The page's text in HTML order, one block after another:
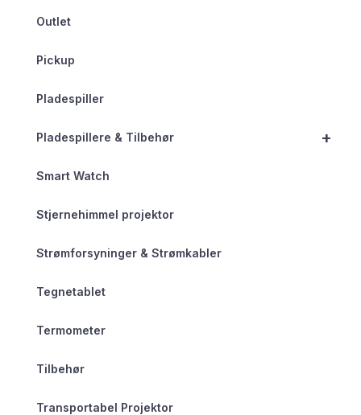
Outlet
Pickup
Pladespiller
+
Pladespillere & Tilbehør
Smart Watch
Stjernehimmel projektor
Strømforsyninger & Strømkabler
Tegnetablet
Termometer
Tilbehør
Transportabel Projektor